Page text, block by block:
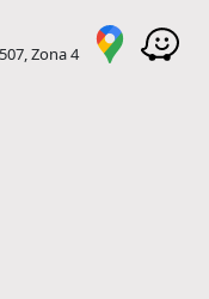
Zona 4